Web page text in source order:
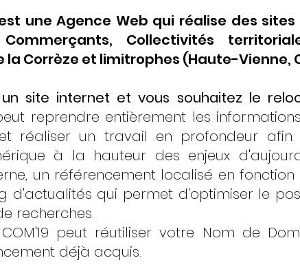
est une Agence Web qui réalise des
Commerçants, Collectivités
Corrèze et limitrophes (Haute-Vienne,
site internet et vous souhaitez le
peut reprendre entièrement les
réaliser un travail en profondeur afin
à la hauteur des enjeux
un référencement localisé en
d'actualités qui permet d'optimiser le
recherches.
COM'19 peut réutiliser votre Nom de
déjà acquis.